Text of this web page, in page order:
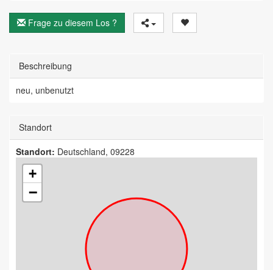
Frage zu diesem Los ?
Beschreibung
neu, unbenutzt
Standort
Standort: Deutschland, 09228
+
−